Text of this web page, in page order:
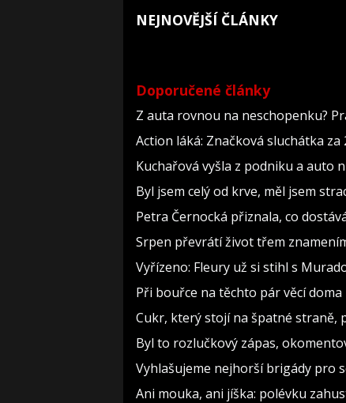
NEJNOVĚJŠÍ ČLÁNKY
Doporučené články
Z auta rovnou na neschopenku?
Action láká: Značková sluchátka
Kuchařová vyšla z podniku a auto
Byl jsem celý od krve, měl jsem
Petra Černocká přiznala, co
Srpen převrátí život třem
Vyřízeno: Fleury už si stihl s
Při bouřce na těchto pár věcí
Cukr, který stojí na špatné straně,
Byl to rozlučkový zápas,
Vyhlašujeme nejhorší brigády pro
Ani mouka, ani jíška: polévku